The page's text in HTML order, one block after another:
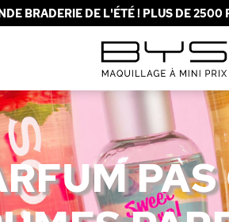
BRADERIE DE L'ÉTÉ ! PLUS DE 2500
PAS